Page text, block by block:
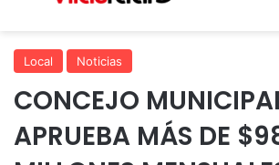
Local Noticias
CONCEJO
APRUEBA MÁS DE